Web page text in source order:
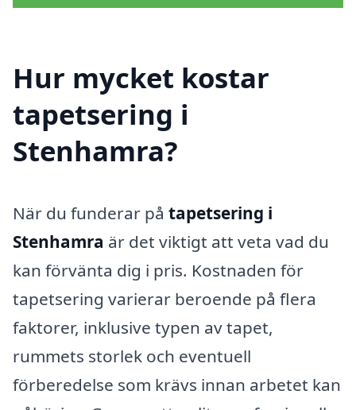
Hur mycket kostar
tapetsering i
Stenhamra?
När du funderar på tapetsering i
Stenhamra är det viktigt att veta vad du
kan förvänta dig i pris. Kostnaden för
tapetsering varierar beroende på flera
faktorer, inklusive typen av tapet,
rummets storlek och eventuell
förberedelse som krävs innan arbetet kan